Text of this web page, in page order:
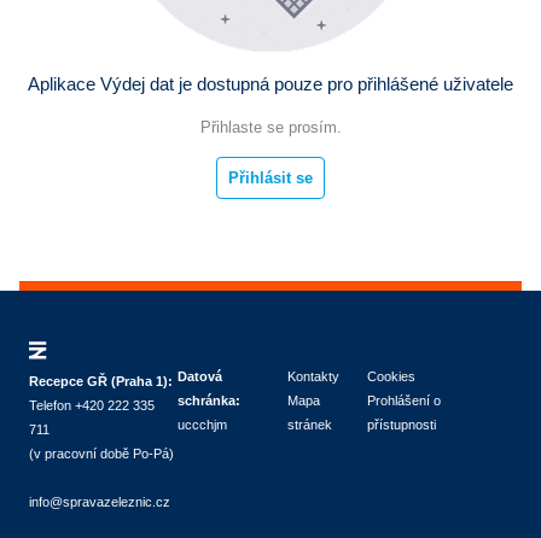
Aplikace Výdej dat je dostupná pouze pro přihlášené uživatele
Přihlaste se prosím.
Přihlásit se
Recepce GŘ (Praha 1):
Telefon +420 222 335
711
(v pracovní době Po-Pá)
info@spravazeleznic.cz
Datová
schránka:
uccchjm
Kontakty
Mapa
stránek
Cookies
Prohlášení o
přístupnosti